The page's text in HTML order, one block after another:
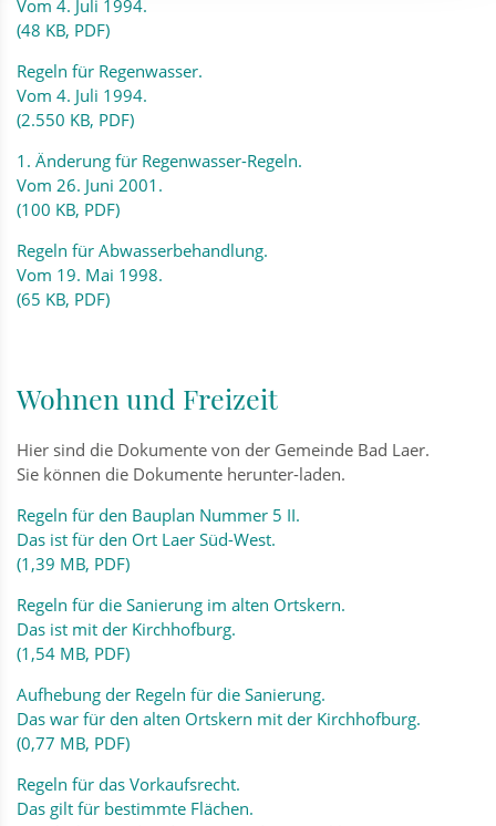
Vom 4. Juli 1994.
(48 KB, PDF)
Regeln für Regenwasser.
Vom 4. Juli 1994.
(2.550 KB, PDF)
1. Änderung für Regenwasser-Regeln.
Vom 26. Juni 2001.
(100 KB, PDF)
Regeln für Abwasserbehandlung.
Vom 19. Mai 1998.
(65 KB, PDF)
Wohnen und Freizeit
Hier sind die Dokumente von der Gemeinde Bad Laer.
Sie können die Dokumente herunter-laden.
Regeln für den Bauplan Nummer 5 II.
Das ist für den Ort Laer Süd-West.
(1,39 MB, PDF)
Regeln für die Sanierung im alten Ortskern.
Das ist mit der Kirchhofburg.
(1,54 MB, PDF)
Aufhebung der Regeln für die Sanierung.
Das war für den alten Ortskern mit der Kirchhofburg.
(0,77 MB, PDF)
Regeln für das Vorkaufsrecht.
Das gilt für bestimmte Flächen.